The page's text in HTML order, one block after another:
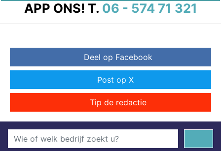
APP ONS! T. 06 - 574 71 321
Deel op Facebook
Post op X
Tip de redactie